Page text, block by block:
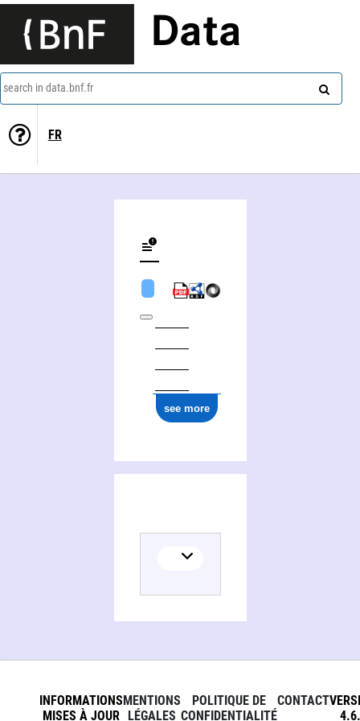
Data
search in data.bnf.fr
FR
see more
INFORMATIONS
MISES À JOUR
MENTIONS
LÉGALES
POLITIQUE DE
CONFIDENTIALITÉ
CONTACT